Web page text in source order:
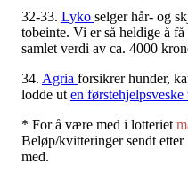
32-33. Lyko selger hår- og
tobeinte. Vi er så heldige å
samlet verdi av ca. 4000
34. Agria forsikrer hunder,
lodde ut en førstehjelpsveske
* For å være med i lotteriet
Beløp/kvitteringer sendt
med.